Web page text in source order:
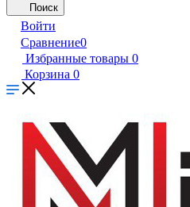
Поиск
Войти
Сравнение0
Избранные товары 0
Корзина 0